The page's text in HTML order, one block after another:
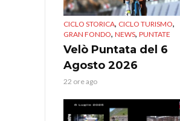
CICLO STORICA, CICLO TURISMO,
GRAN FONDO, NEWS, PUNTATE
Velò Puntata del 6
Agosto 2026
22 ore ago